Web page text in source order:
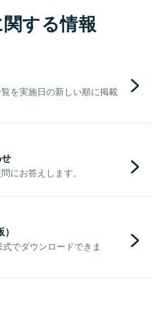
する情報
を実施日の新しい順に掲載
にお答えします。
でダウンロードできま